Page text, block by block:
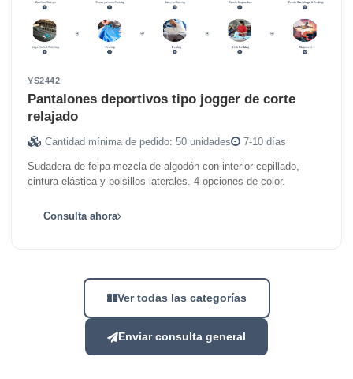
YS2442
Pantalones deportivos tipo jogger de corte
relajado
Cantidad mínima de pedido: 50 unidades 7-10 días
Sudadera de felpa mezcla de algodón con interior cepillado,
cintura elástica y bolsillos laterales. 4 opciones de color.
Consulta ahora
Ver todas las categorías
Enviar consulta general